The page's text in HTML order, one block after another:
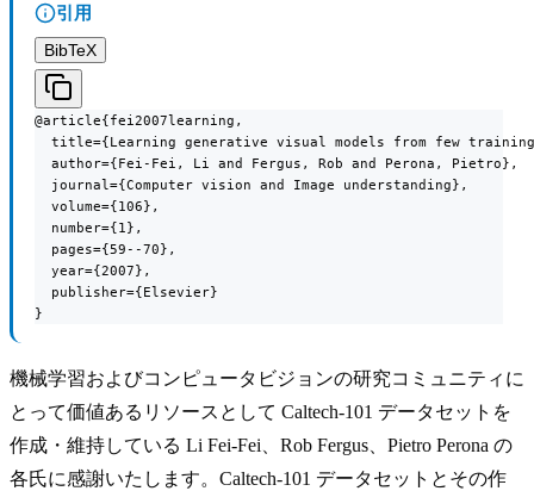
引用
BibTeX
@article{fei2007learning,
title={Learning generative visual models from few
  author={Fei-Fei, Li and Fergus, Rob and Perona, Pietro},
  journal={Computer vision and Image understanding},
  volume={106},
  number={1},
  pages={59--70},
  year={2007},
  publisher={Elsevier}
}
機械学習およびコンピュータビジョンの研究コミュニティに
とって価値あるリソースとして Caltech-101 データセットを
作成・維持している Li Fei-Fei、Rob Fergus、Pietro Perona の
各氏に感謝いたします。Caltech-101 データセットとその作